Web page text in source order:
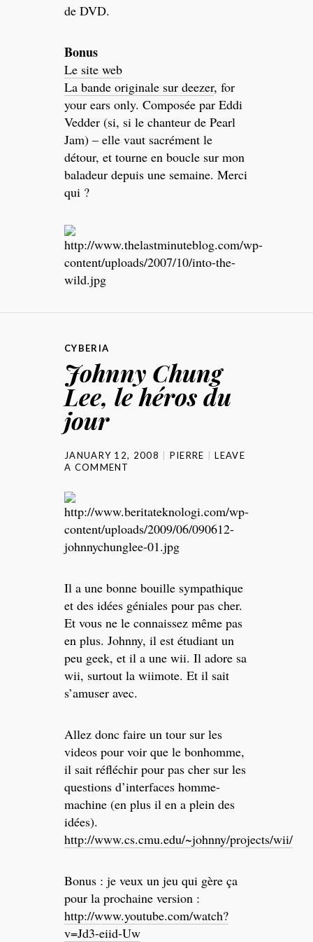
de DVD.
Bonus
Le site web
La bande originale sur deezer, for
your ears only. Composée par Eddi
Vedder (si, si le chanteur de Pearl
Jam) – elle vaut sacrément le
détour, et tourne en boucle sur mon
baladeur depuis une semaine. Merci
qui ?
CYBERIA
Johnny Chung
Lee, le héros du
jour
JANUARY 12, 2008 PIERRE
LEAVE
A COMMENT
Il a une bonne bouille sympathique
et des idées géniales pour pas cher.
Et vous ne le connaissez même pas
en plus. Johnny, il est étudiant un
peu geek, et il a une wii. Il adore sa
wii, surtout la wiimote. Et il sait
s’amuser avec.
Allez donc faire un tour sur les
videos pour voir que le bonhomme,
il sait réfléchir pour pas cher sur les
questions d’interfaces homme-
machine (en plus il en a plein des
idées).
http://www.cs.cmu.edu/~johnny/projects/wii/
Bonus : je veux un jeu qui gère ça
pour la prochaine version :
http://www.youtube.com/watch?
v=Jd3-eiid-Uw